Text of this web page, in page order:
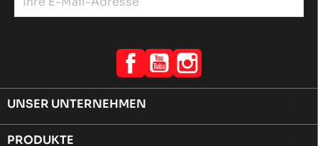
Facebook
YouTube
UNSER UNTERNEHMEN
PRODUKTE